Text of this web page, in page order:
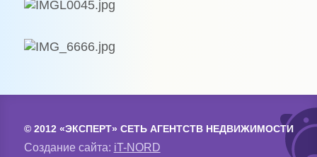
© 2012 «ЭКСПЕРТ» СЕТЬ АГЕНТСТВ НЕДВИЖИМОСТИ
Создание сайта: iT-NORD